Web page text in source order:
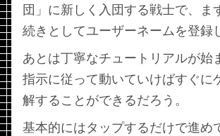
団」に新しく入団する戦士で、ま
続きとしてユーザーネームを登録
あとは丁寧なチュートリアルが始
指示に従って動いていけばすぐに
解することができるだろう。
基本的にはタップするだけで進め